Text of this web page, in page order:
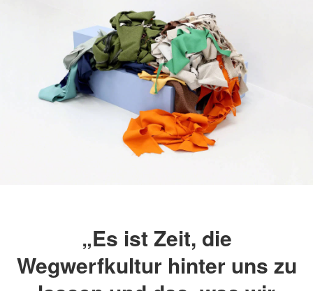
„Es ist Zeit, die
Wegwerfkultur hinter uns zu